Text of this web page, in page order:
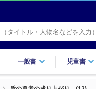
一般書 児童書